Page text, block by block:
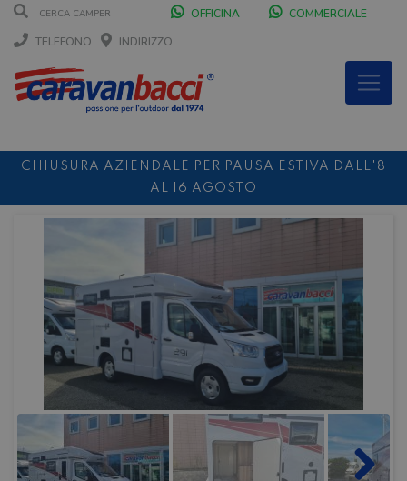
OFFICINA
COMMERCIALE
TELEFONO
INDIRIZZO
CHIUSURA AZIENDALE PER PAUSA ESTIVA DALL'8
AL 16 AGOSTO
DURANTE IL MESE DI AGOSTO SIAMO CHIUSI IL
SABATO POMERIGGIO
SCONTO 10% NOLEGGIO ENTRO IL 31.08PER I
NOLEGGI DI SETTEMBRE